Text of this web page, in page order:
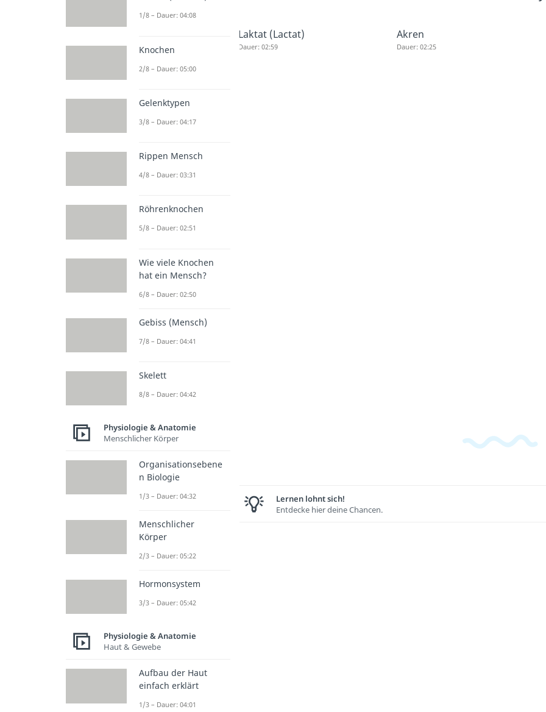
Laktat (Lactat)
Dauer: 02:59
Akren
Dauer: 02:25
Lernen lohnt sich!
Entdecke hier deine Chancen.
1/8 – Dauer: 04:08
Knochen
2/8 – Dauer: 05:00
Gelenktypen
3/8 – Dauer: 04:17
Rippen Mensch
4/8 – Dauer: 03:31
Röhrenknochen
5/8 – Dauer: 02:51
Wie viele Knochen
hat ein Mensch?
6/8 – Dauer: 02:50
Gebiss (Mensch)
7/8 – Dauer: 04:41
Skelett
8/8 – Dauer: 04:42
Physiologie & Anatomie
Menschlicher Körper
Organisationsebene
n Biologie
1/3 – Dauer: 04:32
Menschlicher
Körper
2/3 – Dauer: 05:22
Hormonsystem
3/3 – Dauer: 05:42
Physiologie & Anatomie
Haut & Gewebe
Aufbau der Haut
einfach erklärt
1/3 – Dauer: 04:01